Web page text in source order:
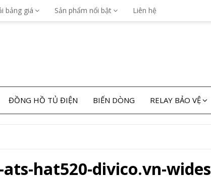
bảng giá Sản phẩm nổi bật Liên hệ
ĐỒNG HỒ TỦ ĐIỆN BIẾN DÒNG RELAY BẢO VỆ
hat520-divico.vn-wides